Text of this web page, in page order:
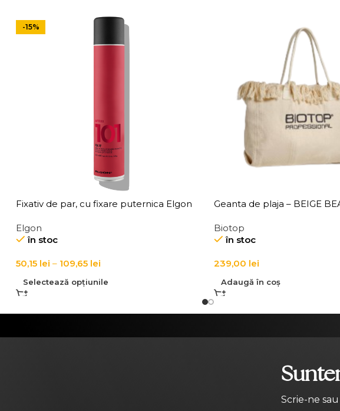
-15%
Fixativ de par, cu fixare puternica Elgon
Elgon
în stoc
50,15 lei – 109,65 lei
Selectează opțiunile
Geanta de plaja – BEIGE
Biotop
în stoc
239,00 lei
Adaugă în coș
Scrie-ne